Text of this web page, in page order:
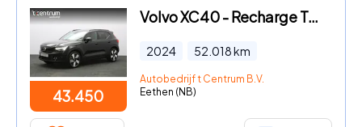
43.450
Volvo XC40 - Recharge Twin Ultimate 82 kWh 408 PK, Panoramadak, Harman/Ka
2024 52.018km
Autobedrijf t Centrum B.V.
Eethen (NB)